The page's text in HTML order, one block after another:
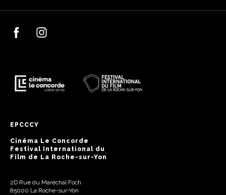
EPCCCY
Cinéma Le Concorde
Festival International du
Film de La Roche-sur-Yon
2D Rue du Maréchal Foch
85000 La Roche-sur-Yon